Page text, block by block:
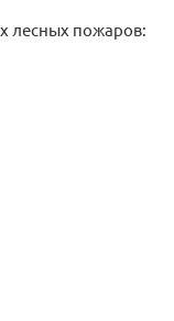
лесных пожаров: